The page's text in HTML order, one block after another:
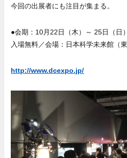
今回の出展者にも注目が集まる。
●会期：10月22日（木）～ 25日（日
入場無料／会場：日本科学未来館（
http://www.dcexpo.jp/